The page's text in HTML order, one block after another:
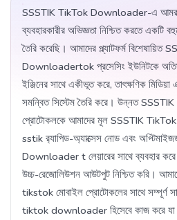
SSSTIK TikTok Downloader-এ আমরা
ব্যবহারকারীর অভিজ্ঞতা নিশ্চিত করতে একটি
তৈরি করেছি। আমাদের প্ল্যাটফর্ম
Downloadertok প্রসেসিং ইউনিটকে
ইঞ্জিনের সাথে একীভূত করে, তাৎক্ষণিক
সমন্বিত সিস্টেম তৈরি করে। উন্নত
প্রোটোকলকে আমাদের মূল SSSTIK
sstik র‍্যাপিড-অ্যাক্সেস নোড এবং
Downloader t লেয়ারের সাথে ব্যবহার
উচ্চ-রেজোলিউশন আউটপুট নিশ্চিত করি।
tikstok মোবাইল প্রোটোকলের সাথে সম্পূর্ণ
tiktok downloader হিসেবে কাজ করে যা